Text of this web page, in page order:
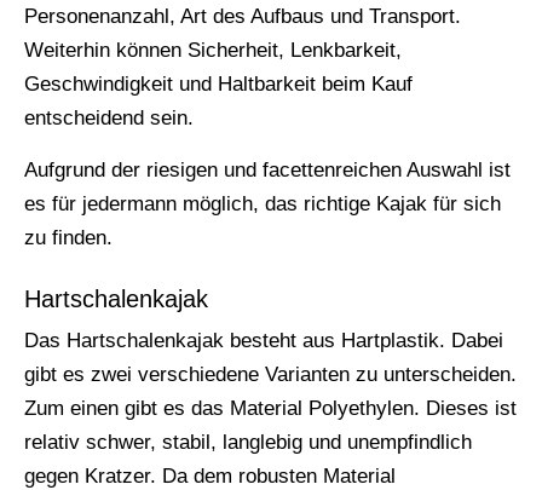
Personenanzahl, Art des Aufbaus und Transport.
Weiterhin können Sicherheit, Lenkbarkeit,
Geschwindigkeit und Haltbarkeit beim Kauf
entscheidend sein.
Aufgrund der riesigen und facettenreichen Auswahl ist
es für jedermann möglich, das richtige Kajak für sich
zu finden.
Hartschalenkajak
Das Hartschalenkajak besteht aus Hartplastik. Dabei
gibt es zwei verschiedene Varianten zu unterscheiden.
Zum einen gibt es das Material Polyethylen. Dieses ist
relativ schwer, stabil, langlebig und unempfindlich
gegen Kratzer. Da dem robusten Material